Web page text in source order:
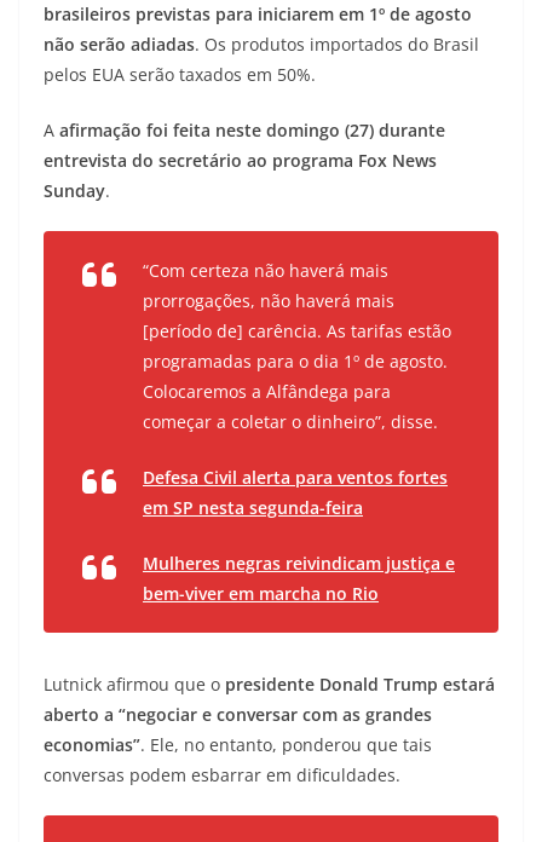
brasileiros previstas para iniciarem em 1º de agosto
não serão adiadas. Os produtos importados do Brasil
pelos EUA serão taxados em 50%.
A afirmação foi feita neste domingo (27) durante
entrevista do secretário ao programa Fox News
Sunday.
“Com certeza não haverá mais
prorrogações, não haverá mais
[período de] carência. As tarifas estão
programadas para o dia 1º de agosto.
Colocaremos a Alfândega para
começar a coletar o dinheiro”, disse.
Defesa Civil alerta para ventos fortes
em SP nesta segunda-feira
Mulheres negras reivindicam justiça e
bem-viver em marcha no Rio
Lutnick afirmou que o presidente Donald Trump estará
aberto a “negociar e conversar com as grandes
economias”. Ele, no entanto, ponderou que tais
conversas podem esbarrar em dificuldades.